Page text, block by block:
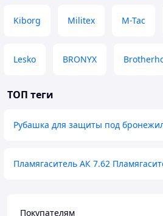
Kiborg Militex M-Tac
Lesko BRONYX
ТОП теги
Рубашка для защиты под
Пламягаситель АК 7.62
Покупателям